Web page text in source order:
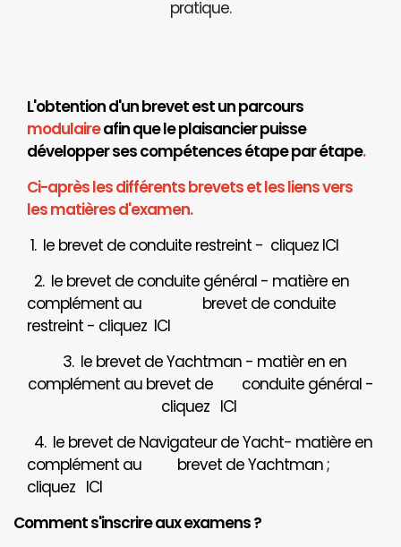
pratique.
L'obtention d'un brevet est un parcours
modulaireafin que le plaisancier puisse
développer ses compétences étape par étape.
Ci-après les différents brevets et les liens vers
les matières d'examen.
1. le brevet de conduite restreint - cliquez ICI
2. le brevet de conduite général - matière en
complément au brevet de conduite
restreint - cliquez ICI
3. le brevet de Yachtman - matièr en en
complément au brevet de
conduite général -
cliquez ICI
4. le brevet de Navigateur de Yacht- matière en
complément au brevet de Yachtman ;
cliquez ICI
Comment s'inscrire aux examens ?